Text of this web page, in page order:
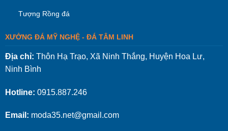
Tượng Rồng đá
XƯỞNG ĐÁ MỸ NGHỆ - ĐÁ TÂM LINH
Địa chỉ: Thôn Hạ Trạo, Xã Ninh Thắng, Huyện Hoa Lư,
Ninh Bình
Hotline: 0915.887.246
Email: moda35.net@gmail.com